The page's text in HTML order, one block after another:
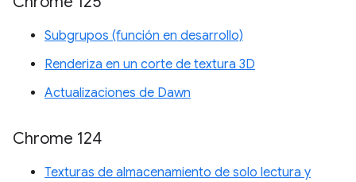
Subgrupos (función en desarrollo)
Renderiza en un corte de textura 3D
Actualizaciones de Dawn
Chrome 124
Texturas de almacenamiento de solo lectura y